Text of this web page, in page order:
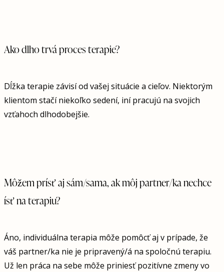
Ako dlho trvá proces terapie?
Dĺžka terapie závisí od vašej situácie a cieľov. Niektorým
klientom stačí niekoľko sedení, iní pracujú na svojich
vzťahoch dlhodobejšie.
Môžem prísť aj sám/sama, ak môj partner/ka nechce
ísť na terapiu?
Áno, individuálna terapia môže pomôcť aj v prípade, že
váš partner/ka nie je pripravený/á na spoločnú terapiu.
Už len práca na sebe môže priniesť pozitívne zmeny vo